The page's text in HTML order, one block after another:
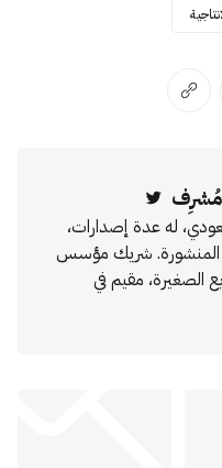
على الإيميل
انسخ الرابط
له عدة إصدارات،
المنشورة. شريك مؤسس
الصغيرة، مقيم في